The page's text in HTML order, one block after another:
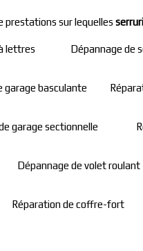
prestations sur lequelles
lettres Dépannage de
garage basculante
garage sectionnelle
Dépannage de volet roulant
Réparation de coffre-fort